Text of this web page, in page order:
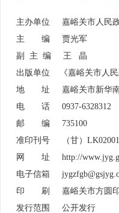
主办单位 嘉峪关市人民
主 编 贾光军
副 主 编 王 晶
出版单位 《嘉峪关市人民
地 址 嘉峪关市新华南
电 话 0937-6328312
邮 编 735100
准印刊号 （甘）
网 址 http://
电子信箱
印 刷 嘉峪关市方圆印
发行范围 公开发行